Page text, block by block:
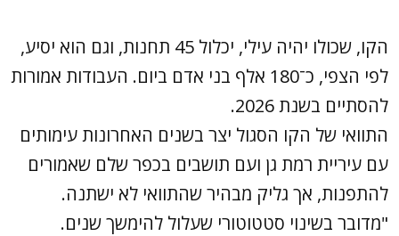
הקו, שכולו יהיה עילי, יכלול 45 תחנות, וגם הוא יסיע,
לפי הצפי, כ־180 אלף בני אדם ביום. העבודות אמורות
להסתיים בשנת 2026.
התוואי של הקו הסגול יצר בשנים האחרונות עימותים
עם עיריית רמת גן ועם תושבים בכפר שלם שאמורים
להתפנות, אך גליק מבהיר שהתוואי לא ישתנה.
"מדובר בשינוי סטטוטורי שעלול להימשך שנים.